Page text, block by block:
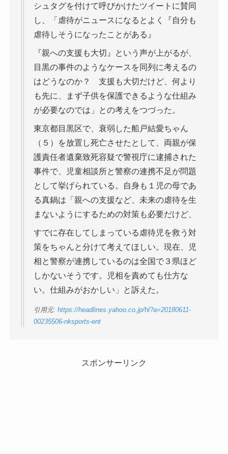
シュタグを付けて呼びかけたツイートに賛同
し、「虐待がニュースになるとよく『自分も
虐待しそうになったことがある』
『親への支援も大切』という声が上がるが、
目黒の事件のようなケースを同列に考えるの
はどうなのか？ 支援も大切だけど、何より
も先に、まず子供を保護できるような仕組み
が必要なのでは」との考えをつづった。
東京都目黒区で、衰弱した船戸結愛ちゃん
（５）を放置し死亡させたとして、両親が保
護責任者遺棄致死容疑で警視庁に逮捕された
事件で、児童相談所と警察の連携不足が問題
として挙げられている。自身も１児の母であ
る真鍋は「親への支援など、未来の虐待を生
まないようにするための対策も必要だけど、
すでに存在してしまっている虐待児を救う対
策をちゃんと分けて考えてほしい。現在、児
相と警察が連携しているのは全国で３県ほど
しかないそうです。児相を責めても仕方な
い。仕組みがおかしい」と訴えた。
引用元: https://headlines.yahoo.co.jp/hl?a=20180611-
00235506-nksports-ent
スポンサーリンク